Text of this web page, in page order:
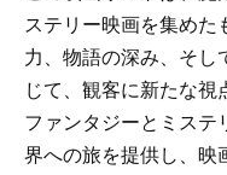
ステリー映画を集めた
力、物語の深み、そし
じて、観客に新たな視
ファンタジーとミステ
界への旅を提供し、映